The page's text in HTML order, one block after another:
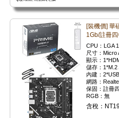
[裝機價] 華
1Gb/註冊
CPU：LGA
尺寸：Micro
顯示：
儲存：1*M.2
內建：
網路：
保固：註冊
RGB：無
含稅：